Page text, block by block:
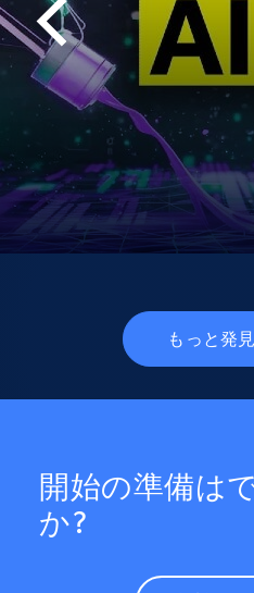
もっと発
開始の準備は
か?